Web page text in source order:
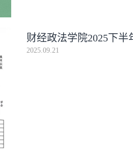
财经政法学院2025下
2025.09.21